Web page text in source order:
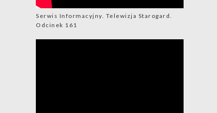
Serwis Informacyjny. Telewizja Starogard.
Odcinek 161